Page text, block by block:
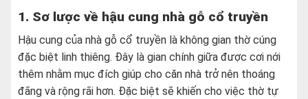
1. Sơ lược về hậu cung nhà gỗ cổ truyền
Hậu cung của nhà gỗ cổ truyền là không gian thờ cúng
đặc biệt linh thiêng. Đây là gian chính giữa được cơi nới
thêm nhằm mục đích giúp cho căn nhà trở nên thoáng
đãng và rộng rãi hơn. Đặc biệt sẽ khiến cho việc thờ tự